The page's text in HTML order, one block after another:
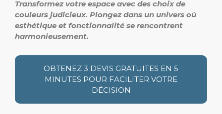
Transformez votre espace avec des choix de
couleurs judicieux. Plongez dans un univers où
esthétique et fonctionnalité se rencontrent
harmonieusement.
OBTENEZ 3 DEVIS GRATUITES EN 5
MINUTES POUR FACILITER VOTRE
DÉCISION